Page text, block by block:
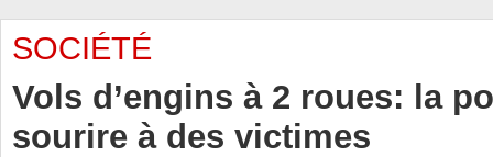
SOCIÉTÉ
Vols d’engins à 2 roues: la
sourire à des victimes